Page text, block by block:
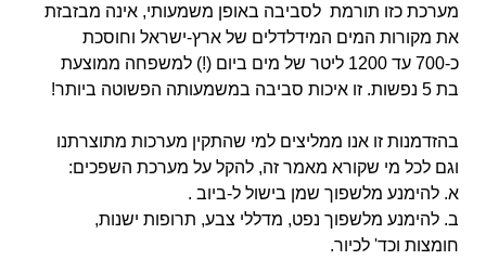
מערכת כזו תורמת לסביבה באופן משמעותי, אינה מבזבזת
את מקורות המים המידלדלים של ארץ-ישראל וחוסכת
כ-700 עד 1200 ליטר של מים ביום (!) למשפחה ממוצעת
בת 5 נפשות. זו איכות סביבה במשמעותה הפשוטה ביותר!
בהזדמנות זו אנו ממליצים למי שהתקין מערכות מתוצרתנו
וגם לכל מי שקורא מאמר זה, להקל על מערכת השפכים:
א. להימנע מלשפוך שמן בישול ל-ביוב .
ב. להימנע מלשפוך נפט, מדללי צבע, תרופות ישנות,
חומצות וכד' לכיור.